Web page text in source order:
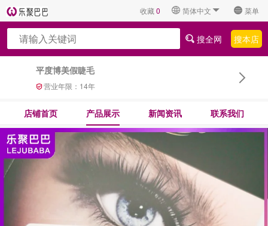
收藏0 简体中文 菜单
平度博美假睫毛
营业年限： 14年
搜全网 搜本店
店铺首页 产品展示 新闻资讯 联系我们